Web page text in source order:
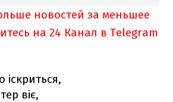
новостей за меньшее
на 24 Канал в Telegram
іскриться,
віє,